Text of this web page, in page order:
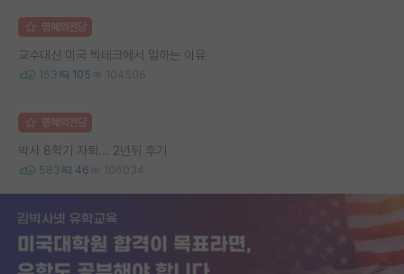
명예의전당
교수대신 미국 빅테크에서 일하는 이유
153 105 104506
명예의전당
박사 8학기 자퇴... 2년뒤 후기
583 46 106034